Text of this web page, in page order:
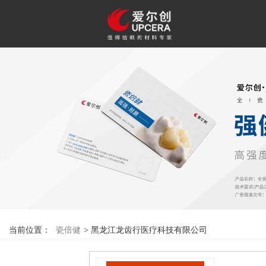
当前位置： 瓷倍健 > 黑龙江龙齿行医疗科技有限公司